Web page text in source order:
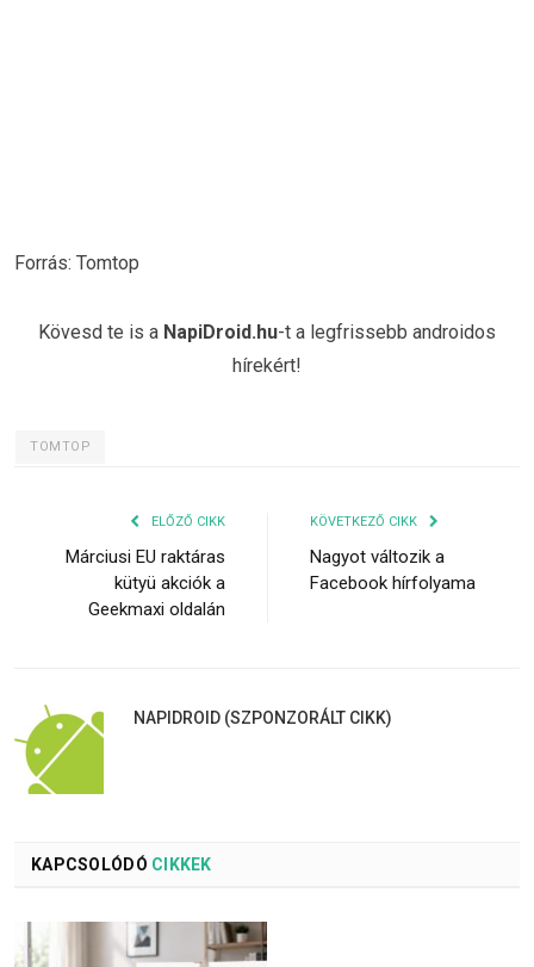
Forrás: Tomtop
Kövesd te is a NapiDroid.hu-t a legfrissebb androidos
hírekért!
TOMTOP
ELŐZŐ CIKK
Márciusi EU raktáras
kütyü akciók a
Geekmaxi oldalán
KÖVETKEZŐ CIKK
Nagyot változik a
Facebook hírfolyama
NAPIDROID (SZPONZORÁLT CIKK)
KAPCSOLÓDÓ CIKKEK